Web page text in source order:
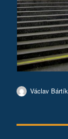
Autor:
Václav Bártík